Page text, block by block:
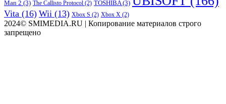
Man 2 (3) The Callisto Protocol (2) TOSHIBA(3)
Vita (16) Wii (13) Xbox S (2) Xbox X (2)
2024© SMIMEDIA.RU | Копирование материалов строго
запрещено